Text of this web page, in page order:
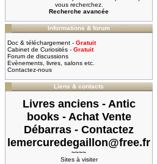
vous recherchez.
Recherche avancée
Informations & forum
Doc & téléchargement - Gratuit
Cabinet de Curiosités - Gratuit
Forum de discussions
Evènements, livres, salons etc.
Contactez-nous
Liens & contacts
Livres anciens - Antic
books - Achat Vente
Débarras - Contactez
lemercuredegaillon@free.fr
~~~~
Sites à visiter